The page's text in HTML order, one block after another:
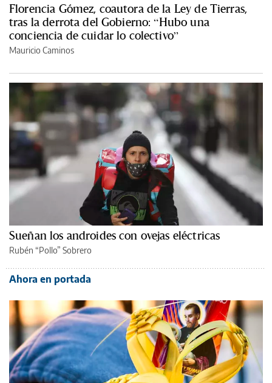
Florencia Gómez, coautora de la Ley de Tierras,
tras la derrota del Gobierno: “Hubo una
conciencia de cuidar lo colectivo”
Mauricio Caminos
Sueñan los androides con ovejas eléctricas
Rubén “Pollo” Sobrero
Ahora en portada